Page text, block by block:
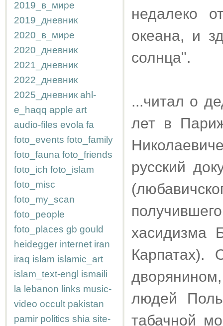
2019_в_мире
2019_дневник
2020_в_мире
2020_дневник
2021_дневник
2022_дневник
2025_дневник ahl-
e_haqq apple art
audio-files evola fa
foto_events foto_family
foto_fauna foto_friends
foto_ich foto_islam
foto_misc
foto_my_scan
foto_people
foto_places gb gould
heidegger internet iran
iraq islam islamic_art
islam_text-engl ismaili
la lebanon links music-
video occult pakistan
pamir politics shia site-
недалеко
океана, и
солнца".
...читал о
лет в
русский
хасидизма
Карпатах).
людей
табачной